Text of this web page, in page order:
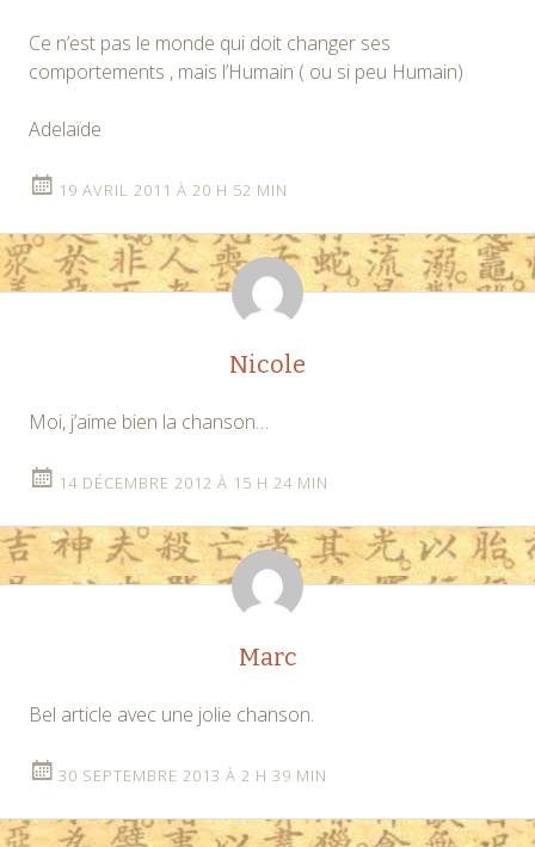
Ce n’est pas le monde qui doit changer ses
comportements , mais l’Humain ( ou si peu Humain)
Adelaïde
19 AVRIL 2011 À 20 H 52 MIN
Nicole
Moi, j’aime bien la chanson…
14 DÉCEMBRE 2012 À 15 H 24 MIN
Marc
Bel article avec une jolie chanson.
30 SEPTEMBRE 2013 À 2 H 39 MIN